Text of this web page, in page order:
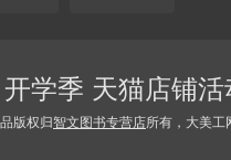
学季 天猫店铺
版权归智文图书专营店所有，大美工